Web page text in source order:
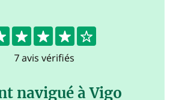
7 avis vérifiés
navigué à Vigo